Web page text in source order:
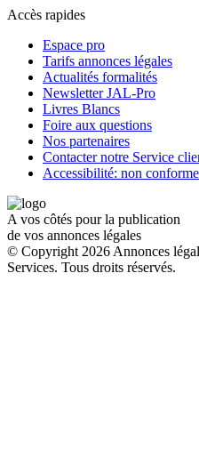
Accès rapides
Espace pro
Tarifs annonces légales
Actualités formalités
Newsletter JAL-Pro
Livres Blancs
Foire aux questions
Nos partenaires
Contacter notre Service
Accessibilité: non conforme
A vos côtés pour la publication
de vos annonces légales
© Copyright 2026 Annonces
Services. Tous droits réservés.